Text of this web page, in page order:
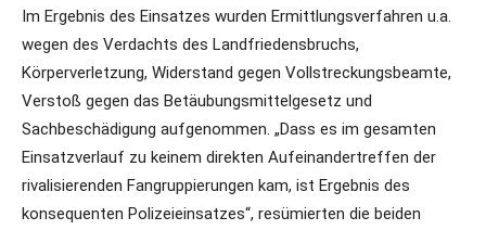
Im Ergebnis des Einsatzes wurden Ermittlungsverfahren u.a.
wegen des Verdachts des Landfriedensbruchs,
Körperverletzung, Widerstand gegen Vollstreckungsbeamte,
Verstoß gegen das Betäubungsmittelgesetz und
Sachbeschädigung aufgenommen. „Dass es im gesamten
Einsatzverlauf zu keinem direkten Aufeinandertreffen der
rivalisierenden Fangruppierungen kam, ist Ergebnis des
konsequenten Polizeieinsatzes“, resümierten die beiden